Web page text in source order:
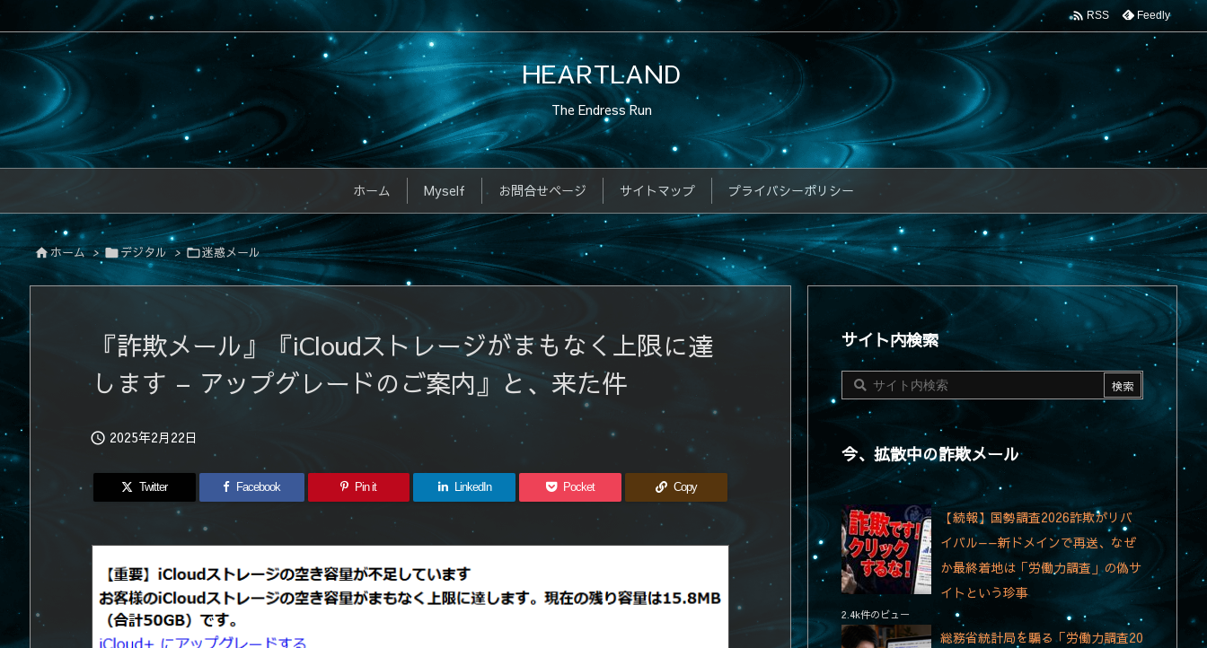
HEARTLAND
The Endress Run
ホーム Myself お問合せページ サイトマップ プライバシーポリシー
 RSS Feedly
ホーム > デジタル > 迷惑メール
『詐欺メール』『iCloudストレージがまもなく上限に達
します – アップグレードのご案内』と、来た件
 2025年2月22日
Twitter Facebook Pin it LinkedIn Pocket Copy
サイト内検索
今、拡散中の詐欺メール
【続報】国勢調査2026詐欺がリバ
イバル——新ドメインで再送、なぜ
か最終着地は「労働力調査」の偽サ
イトという珍事
2.4k件のビュー
総務省統計局を騙る「労働力調査20